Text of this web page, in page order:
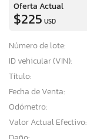
Oferta Actual
$225 USD
Número de lote:
ID vehicular (VIN):
Título:
Fecha de Venta:
Odómetro:
Valor Actual Efectivo: